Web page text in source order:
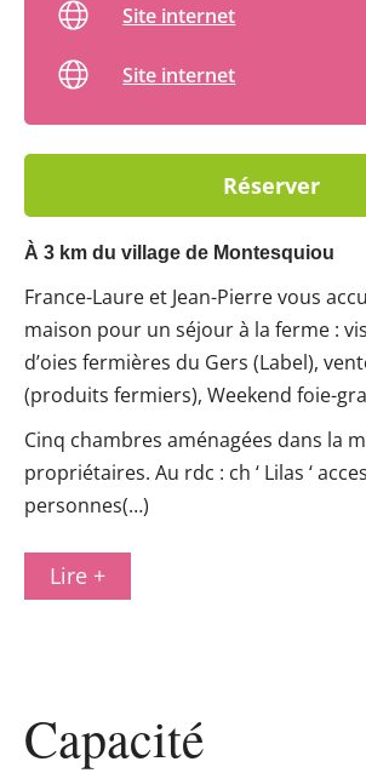
À 3 km du village de Montesquiou
France-Laure et Jean-Pierre vous
maison pour un séjour à la ferme :
d’oies fermières du Gers (Label),
(produits fermiers), Weekend foie-
Cinq chambres aménagées dans la
propriétaires. Au rdc : ch ‘ Lilas ‘
personnes(…)
Lire +
Capacité
Site internet
Site internet
Réserver